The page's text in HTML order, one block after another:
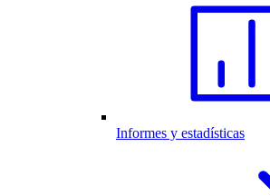
Informes y estadísticas